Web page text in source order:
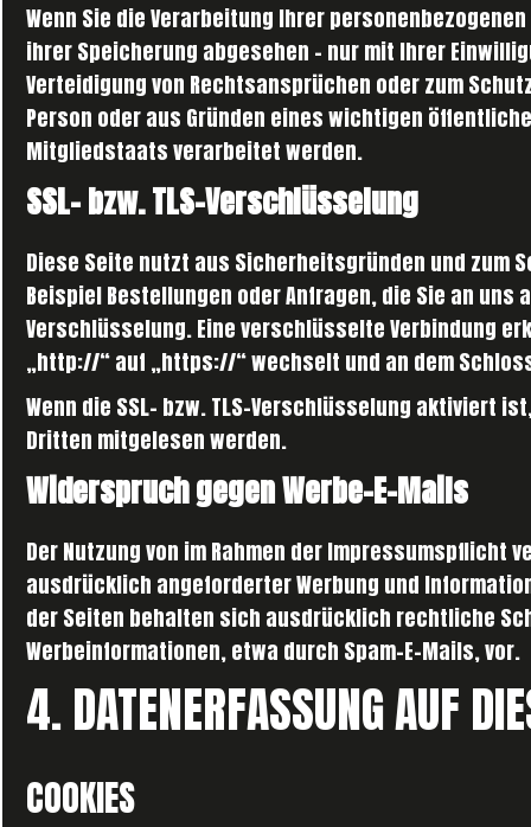
Wenn Sie die Verarbeitung Ihrer
ihrer Speicherung abgesehen – nur mit Ihrer
Verteidigung von Rechtsansprüchen oder zum
Person oder aus Gründen eines wichtigen
Mitgliedstaats verarbeitet werden.
SSL- bzw. TLS-Verschlüsselung
Diese Seite nutzt aus Sicherheitsgründen und zum
Beispiel Bestellungen oder Anfragen, die Sie an uns
Verschlüsselung. Eine verschlüsselte Verbindung
„http://“ auf „https://“ wechselt und an dem
Wenn die SSL- bzw. TLS-Verschlüsselung aktiviert
Dritten mitgelesen werden.
Widerspruch gegen Werbe-E-Mails
Der Nutzung von im Rahmen der
ausdrücklich angeforderter Werbung und
der Seiten behalten sich ausdrücklich rechtliche
Werbeinformationen, etwa durch Spam-E-Mails, vor.
4. DATENERFASSUNG AUF
COOKIES